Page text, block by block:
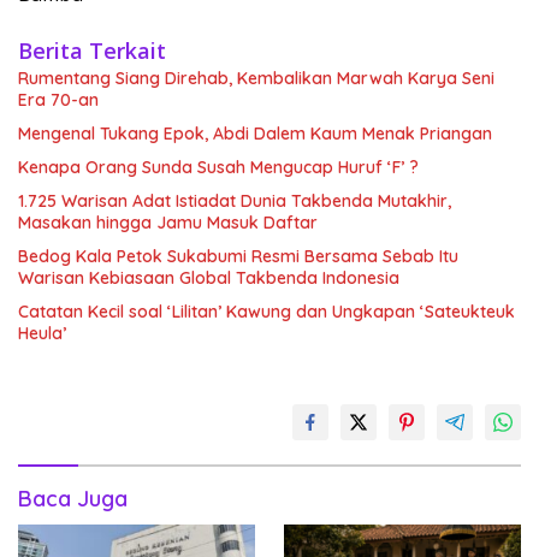
Berita Terkait
Rumentang Siang Direhab, Kembalikan Marwah Karya Seni
Era 70-an
Mengenal Tukang Epok, Abdi Dalem Kaum Menak Priangan
Kenapa Orang Sunda Susah Mengucap Huruf ‘F’ ?
1.725 Warisan Adat Istiadat Dunia Takbenda Mutakhir,
Masakan hingga Jamu Masuk Daftar
Bedog Kala Petok Sukabumi Resmi Bersama Sebab Itu
Warisan Kebiasaan Global Takbenda Indonesia
Catatan Kecil soal ‘Lilitan’ Kawung dan Ungkapan ‘Sateukteuk
Heula’
Baca Juga